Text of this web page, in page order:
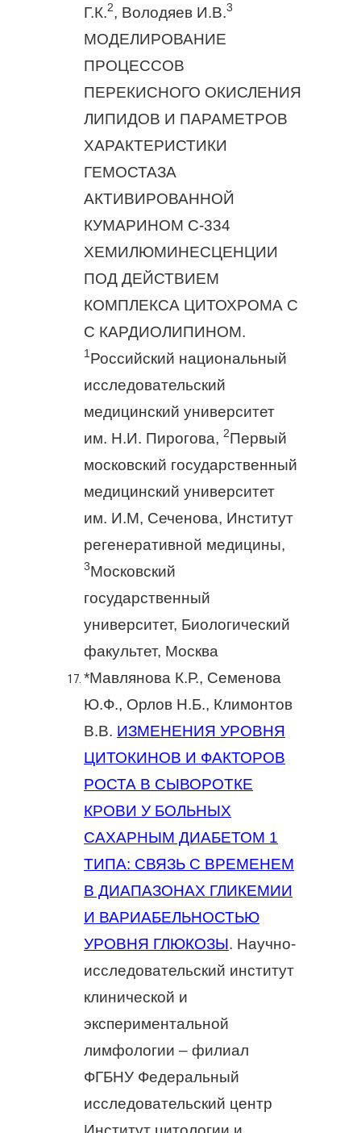
Г.К.2, Володяев И.В.3
МОДЕЛИРОВАНИЕ
ПРОЦЕССОВ
ПЕРЕКИСНОГО ОКИСЛЕНИЯ
ЛИПИДОВ И ПАРАМЕТРОВ
ХАРАКТЕРИСТИКИ
ГЕМОСТАЗА
АКТИВИРОВАННОЙ
КУМАРИНОМ С-334
ХЕМИЛЮМИНЕСЦЕНЦИИ
ПОД ДЕЙСТВИЕМ
КОМПЛЕКСА ЦИТОХРОМА C
С КАРДИОЛИПИНОМ.
1Российский национальный
исследовательский
медицинский университет
им. Н.И. Пирогова, 2Первый
московский государственный
медицинский университет
им. И.М, Сеченова, Институт
регенеративной медицины,
3Московский
государственный
университет, Биологический
факультет, Москва
*Мавлянова К.Р., Семенова
Ю.Ф., Орлов Н.Б., Климонтов
В.В. ИЗМЕНЕНИЯ УРОВНЯ
ЦИТОКИНОВ И ФАКТОРОВ
РОСТА В СЫВОРОТКЕ
КРОВИ У БОЛЬНЫХ
САХАРНЫМ ДИАБЕТОМ 1
ТИПА: СВЯЗЬ С ВРЕМЕНЕМ
В ДИАПАЗОНАХ ГЛИКЕМИИ
И ВАРИАБЕЛЬНОСТЬЮ
УРОВНЯ ГЛЮКОЗЫ. Научно-
исследовательский институт
клинической и
экспериментальной
лимфологии – филиал
ФГБНУ Федеральный
исследовательский центр